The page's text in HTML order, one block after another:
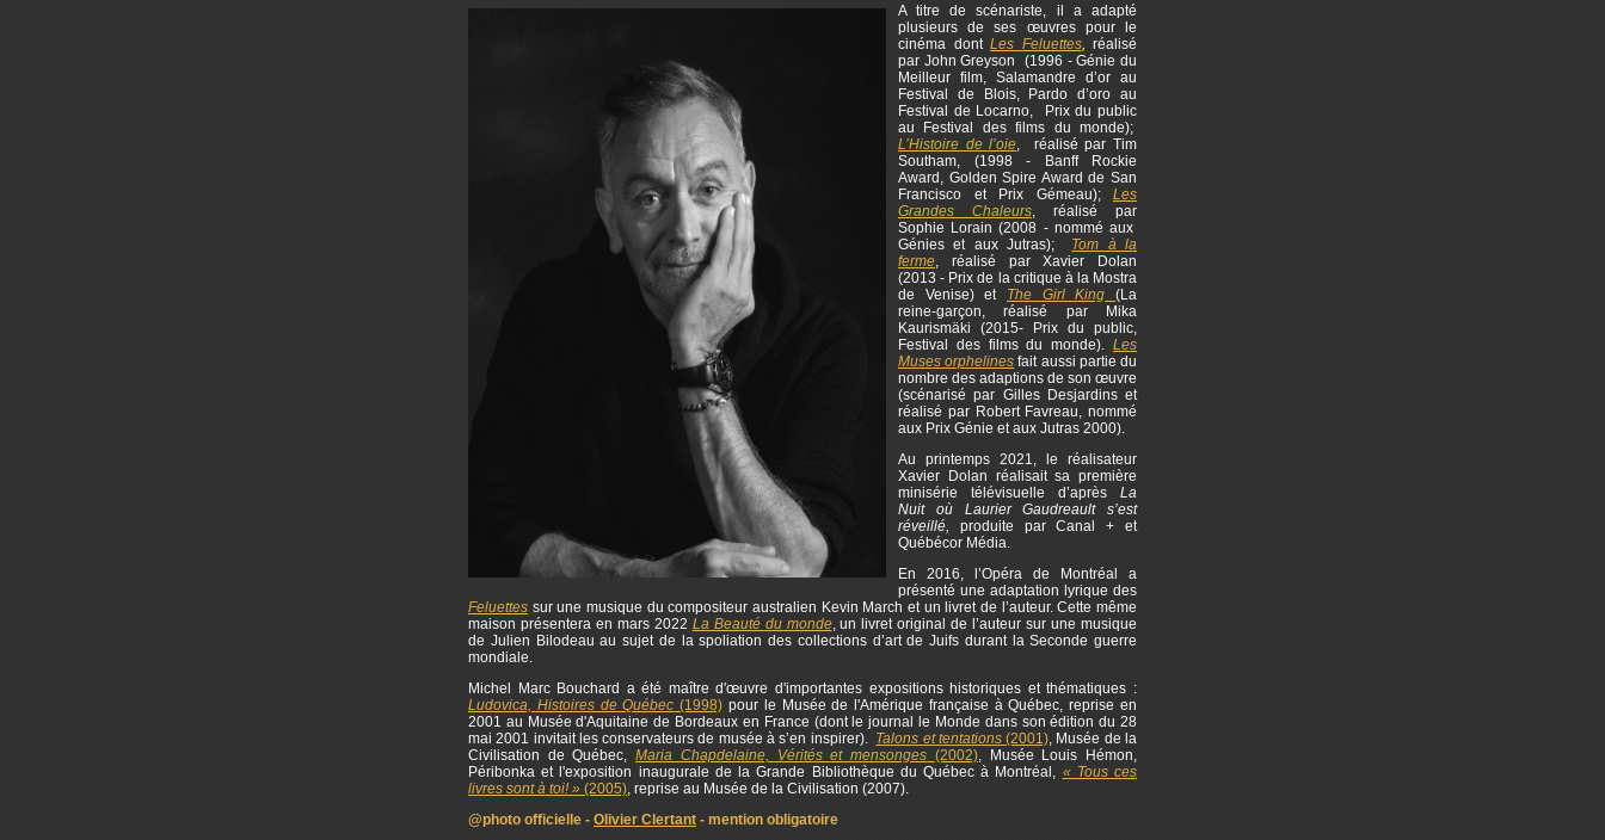
A titre de scénariste, il a adapté
plusieurs de ses œuvres pour le
cinéma dont Les Feluettes,
réalisé
par John Greyson (1996 - Génie du
Meilleur film, Salamandre d’or au
Festival de Blois, Pardo d’oro au
Festival de Locarno, Prix du public
au Festival des films du monde);
L’Histoire de l’oie , réalisé par Tim
Southam, (1998 - Banff Rockie
Award, Golden Spire Award de San
Francisco et Prix Gémeau); Les
Grandes Chaleurs , réalisé par
Sophie Lorain (2008 - nommé aux
Génies et aux Jutras); Tom à la
ferme , réalisé par Xavier Dolan
(2013 - Prix de la critique à la Mostra
de Venise) et The Girl King
(La
reine-garçon, réalisé par Mika
Kaurismäki (2015- Prix du public,
Festival des films du monde). Les
Muses orphelines fait aussi partie du
nombre des adaptions de son œuvre
(scénarisé par Gilles Desjardins et
réalisé par Robert Favreau, nommé
aux Prix Génie et aux Jutras 2000).
Au printemps 2021, le réalisateur
Xavier Dolan réalisait sa première
minisérie télévisuelle d’après La
Nuit où Laurier Gaudreault s’est
réveillé, produite par Canal + et
Québécor Média.
En 2016, l’Opéra de Montréal a
présenté une adaptation lyrique des
Feluettes sur une musique du compositeur australien Kevin March et un livret de l’auteur. Cette même
maison présentera en mars 2022 La Beauté du monde, un livret original de l’auteur sur une musique
de Julien Bilodeau au sujet de la spoliation des collections d’art de Juifs durant la Seconde guerre
mondiale.
Michel Marc Bouchard a été maître d'œuvre d'importantes expositions historiques et thématiques :
Ludovica, Histoires de Québec (1998) pour le Musée de l'Amérique française à Québec, reprise en
2001 au Musée d'Aquitaine de Bordeaux en France (dont le journal le Monde dans son édition du 28
mai 2001 invitait les conservateurs de musée à s’en inspirer). Talons et tentations(2001) , Musée de la
Civilisation de Québec,Maria Chapdelaine, Vérités et mensonges (2002), Musée Louis Hémon,
Péribonka et l'exposition inaugurale de la Grande Bibliothèque du Québec à Montréal, « Tous ces
livres sont à toi! » (2005) , reprise au Musée de la Civilisation (2007).
@photo officielle - Olivier Clertant - mention obligatoire